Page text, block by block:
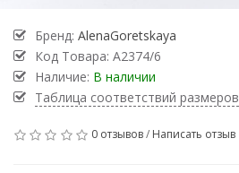
Бренд: AlenaGoretskaya
Код Товара: А2374/6
Наличие: В наличии
Таблица соответствий размеров
0 отзывов/ Написать отзыв